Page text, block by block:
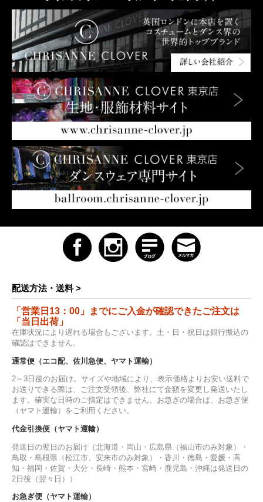
配送方法・送料 >
「営業日13：00」までにご入金が確認できたご注文は
「当日出荷」
在庫状況により遅れる場合もございます。土・日・祝日は銀行振込の
確認はできません。
通常便（エコ配、佐川急便、ヤマト運輸）
2～3日後のお届け。サイズや地域により、表示価格よりお安い送料で
お送りできる際は、ご注文受領後、弊社にて金額を変更し発送いたし
ます。確実な日時のご指定はできません。お急ぎの場合は、お急ぎ便
（ヤマト運輸）をご利用ください。
代金引換便（ヤマト運輸）
発送日の翌日のお届け（北海道・岡山・広島県（福山市のみ対象）・
鳥取・島根県（松江市、安来市のみ対象）・香川・徳島・愛媛・高
知・福岡・佐賀・大分・長崎・熊本・宮崎・鹿児島・沖縄は発送日の
2日後（翌々日））
お急ぎ便（ヤマト運輸）